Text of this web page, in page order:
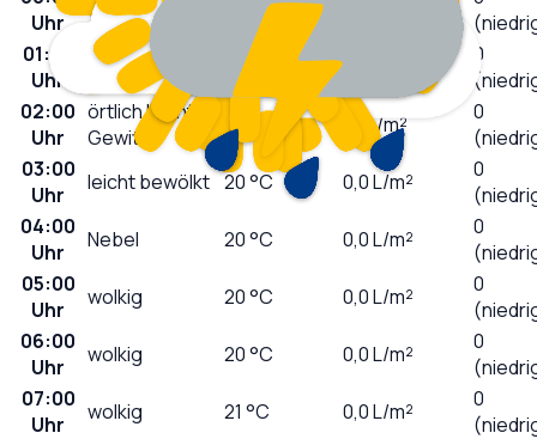
Uhr
wolkig °C
01:00
Uhr
örtlich leichte
Gewitter
21°C
0
02:00
Uhr
örtlich leichte
Gewitter
20 L/m²
0
03:00
Uhr
leicht bewölkt 20°C 0,0L/m²
0
04:00
Uhr
Nebel 20°C 0,0L/m²
0
05:00
Uhr
wolkig 20°C 0,0L/m²
0
06:00
Uhr
wolkig 20°C 0,0L/m²
0
07:00
Uhr
wolkig 21 °C 0,0L/m²
0